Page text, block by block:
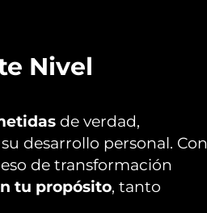
Nivel
de verdad,
desarrollo personal. Con
de transformación
tu propósito, tanto